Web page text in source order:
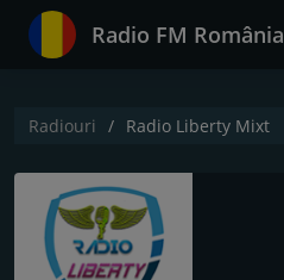
Radio FM România
Radiouri Radio Liberty Mixt